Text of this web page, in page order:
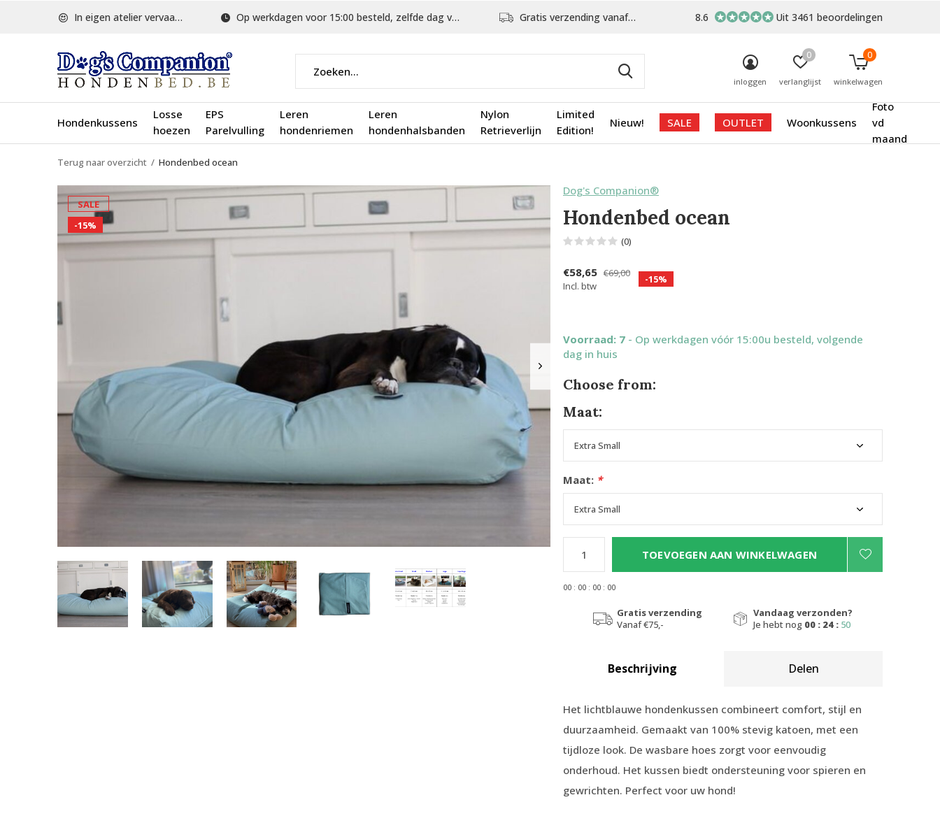
Hondenkussens
Losse
hoezen
EPS
Parelvulling
Leren
hondenriemen
Leren
hondenhalsbanden
Nylon
Retrieverlijn
Limited
Edition!
Nieuw! SALE OUTLET Woonkussens
Foto
vd
maand
inloggen verlanglijst
0
winkelwagen
0
In eigen atelier vervaardigd Op werkdagen voor 15:00 besteld, zelfde dag verstuurd Gratis verzending vanaf €75,- 8.6 Uit 3461 beoordelingen
Terug naar overzicht Hondenbed ocean
SALE
-15%
Dog's Companion®
Hondenbed ocean
(0)
€58,65 €69,00
Incl. btw
-15%
Voorraad: 7 - Op werkdagen vóór 15:00u besteld, volgende
dag in huis
Choose from:
Maat:
Maat: *
TOEVOEGEN AAN WINKELWAGEN
00 : 00 : 00 : 00
Gratis verzending
Vanaf €75,-
Vandaag verzonden?
Je hebt nog 00 : 24 : 49
Beschrijving Delen
Het lichtblauwe hondenkussen combineert comfort, stijl en
duurzaamheid. Gemaakt van 100% stevig katoen, met een
tijdloze look. De wasbare hoes zorgt voor eenvoudig
onderhoud. Het kussen biedt ondersteuning voor spieren en
gewrichten. Perfect voor uw hond!